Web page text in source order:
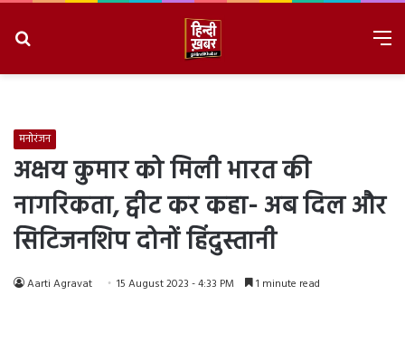
मनोरंजन
अक्षय कुमार को मिली भारत की
नागरिकता, ट्वीट कर कहा- अब दिल और
सिटिजनशिप दोनों हिंदुस्तानी
Aarti Agravat 15 August 2023 - 4:33 PM 1 minute read